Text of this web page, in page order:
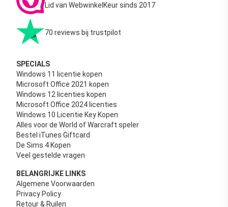
Lid van WebwinkelKeur sinds 2017
70 reviews bij trustpilot
SPECIALS
Windows 11 licentie kopen
Microsoft Office 2021 kopen
Windows 12 licenties kopen
Microsoft Office 2024 licenties
Windows 10 Licentie Key Kopen
Alles voor de World of Warcraft speler
Bestel iTunes Giftcard
De Sims 4 Kopen
Veel gestelde vragen
BELANGRIJKE LINKS
Algemene Voorwaarden
Privacy Policy
Retour & Ruilen